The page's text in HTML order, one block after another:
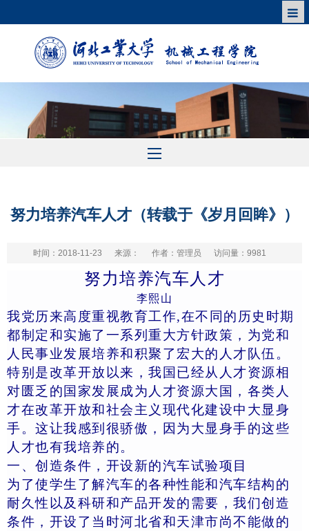
努力培养汽车人才（转载于《岁月回眸》）
时间：2018-11-23 来源： 作者：管理员 访问量： 9981
努力培养汽车人才
李熙山
我党历来高度重视教育工作,在不同的历史时期
都制定和实施了一系列重大方针政策，为党和
人民事业发展培养和积聚了宏大的人才队伍。
特别是改革开放以来，我国已经从人才资源相
对匮乏的国家发展成为人才资源大国，各类人
才在改革开放和社会主义现代化建设中大显身
手。这让我感到很骄傲，因为大显身手的这些
人才也有我培养的。
一、创造条件，开设新的汽车试验项目
为了使学生了解汽车的各种性能和汽车结构的
耐久性以及科研和产品开发的需要，我们创造
条件，开设了当时河北省和天津市尚不能做的